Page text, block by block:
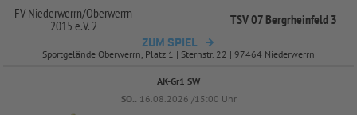
FV Niederwerrn/Oberwerrn
2015 e.V. 2
TSV 07 Bergrheinfeld 3
ZUM SPIEL
Sportgelände Oberwerrn, Platz 1 | Sternstr. 22 | 97464 Niederwerrn
AK-Gr1 SW
SO.. 16.08.2026 /15:00 Uhr